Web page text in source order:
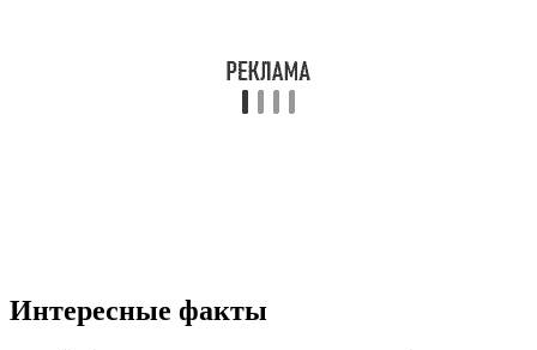
Интересные факты